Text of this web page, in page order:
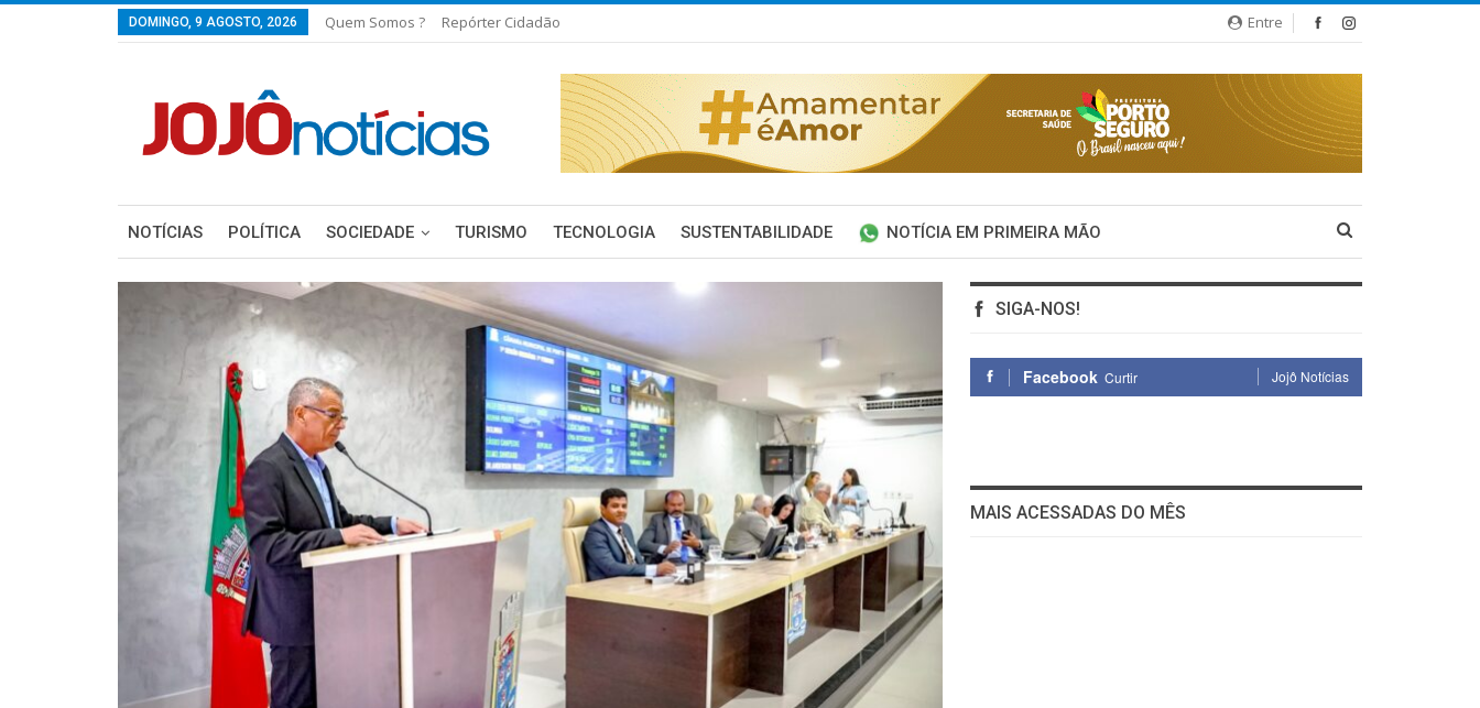
Entre
DOMINGO, 9 AGOSTO, 2026 Quem Somos ? Repórter Cidadão
NOTÍCIAS POLÍTICA SOCIEDADE TURISMO TECNOLOGIA SUSTENTABILIDADE NOTÍCIA EM PRIMEIRA MÃO
SIGA-NOS!
Facebook Curtir Jojô Notícias
MAIS ACESSADAS DO MÊS